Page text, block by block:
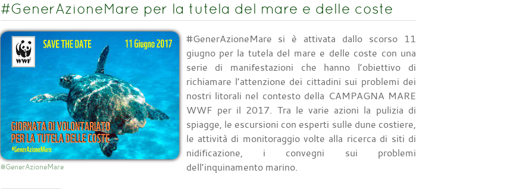
#GenerAzioneMare per la tutela del mare e delle coste
#GenerAzioneMare
#GenerAzioneMare si è attivata dallo scorso 11
giugno per la tutela del mare e delle coste con una
serie di manifestazioni che hanno l’obiettivo di
richiamare l’attenzione dei cittadini sui problemi dei
nostri litorali nel contesto della CAMPAGNA MARE
WWF per il 2017. Tra le varie azioni la pulizia di
spiagge, le escursioni con esperti sulle dune costiere,
le attività di monitoraggio volte alla ricerca di siti di
nidificazione, i convegni sui problemi
dell’inquinamento marino.